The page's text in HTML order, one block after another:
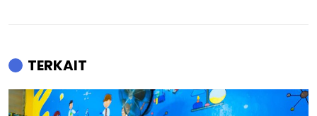
TERKAIT